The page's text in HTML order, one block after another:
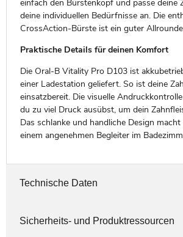
einfach den Bürstenkopf und passe deine
deine individuellen Bedürfnisse an. Die
CrossAction-Bürste ist ein guter
Praktische Details für deinen Komfort
Die Oral-B Vitality Pro D103 ist
einer Ladestation geliefert. So ist deine
einsatzbereit. Die visuelle
du zu viel Druck ausübst, um dein
Das schlanke und handliche Design
einem angenehmen Begleiter im
Technische Daten
Sicherheits- und Produktressourcen